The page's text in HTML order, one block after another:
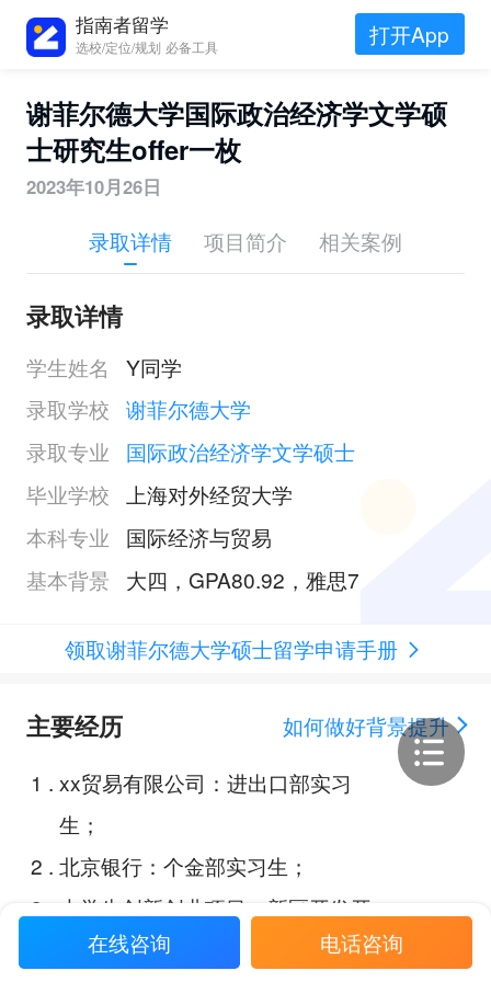
指南者留学
选校/定位/规划 必备工具 打开App
谢菲尔德大学国际政治经济学文学硕
士研究生offer一枚
2023年10月26日
录取详情 项目简介 相关案例
录取详情
学生姓名
Y同学
录取学校 谢菲尔德大学
录取专业
国际政治经济学文学硕士
毕业学校
上海对外经贸大学
本科专业
国际经济与贸易
基本背景
大四，GPA80.92，雅思7
领取谢菲尔德大学硕士留学申请手册
主要经历
如何做好背景提升
1 . xx贸易有限公司：进出口部实习
生；
2 . 北京银行：个金部实习生；
3
大学生创新创业项目：新区开发开
放的研究；
在线咨询 电话咨询